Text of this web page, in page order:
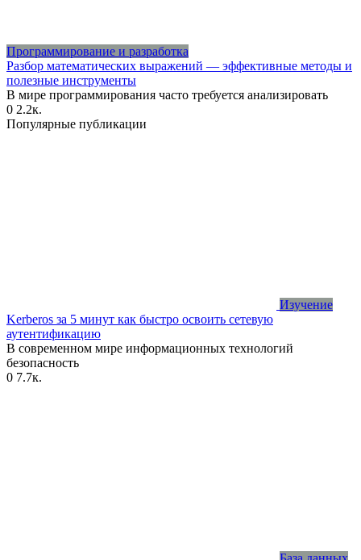
Программирование и разработка
Разбор математических выражений — эффективные методы и
полезные инструменты
В мире программирования часто требуется анализировать
0 2.2к.
Популярные публикации
Изучение
Kerberos за 5 минут как быстро освоить сетевую
аутентификацию
В современном мире информационных технологий
безопасность
0 7.7к.